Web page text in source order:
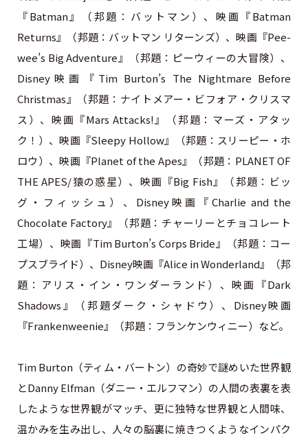
『Batman』（邦題：バットマン）、映画『Batman
Returns』（邦題：バットマン リターンズ）、映画『Pee-
wee’s Big Adventure』（邦題：ピーウィーの大冒険）、
Disney映画『Tim Burton’s The Nightmare Before
Christmas』（邦題：ナイトメアー・ビフォア・クリスマ
ス）、映画『Mars Attacks!』（邦題：マーズ・アタッ
ク！）、映画『Sleepy Hollow』（邦題：スリーピー・ホ
ロウ）、映画『Planet of the Apes』（邦題：PLANET OF
THE APES/猿の惑星）、映画『Big Fish』（邦題：ビッ
グ・フィッシュ）、Disney映画『Charlie and the
Chocolate Factory』（邦題：チャーリーとチョコレート
工場）、映画『Tim Burton’s Corps Bride』（邦題：コー
プスブライド）、Disney映画『Alice in Wonderland』（邦
題：アリス・イン・ワンダーランド）、映画『Dark
Shadows』（邦題ダーク・シャドウ）、Disney映画
『Frankenweenie』（邦題：フランケンウィニー）など。
Tim Burton（ティム・バートン）の奇妙で謎めいた世界観
とDanny Elfman（ダニー・エルフマン）の人間の表裏を表
したような世界観がマッチ、更に独特な世界観と人間味、
温かみを生み出し、人々の脳裏に焼きつくようなインパク